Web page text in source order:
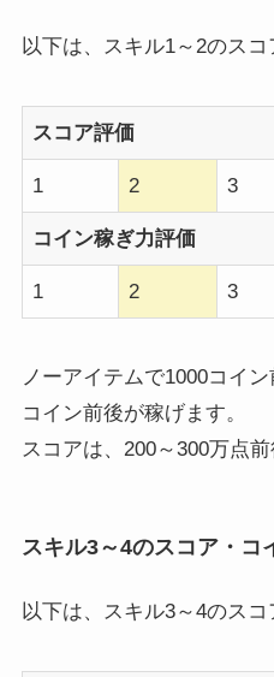
以下は、スキル1～2のスコ
スコア評価
1 2 3
コイン稼ぎ力評価
1 2 3
ノーアイテムで1000コイ
コイン前後が稼げます。
スコアは、200～300万点前
スキル3～4のスコア・コ
以下は、スキル3～4のスコ